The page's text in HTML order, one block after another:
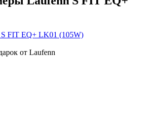
S FIT EQ+ LK01 (105W)
от Laufenn